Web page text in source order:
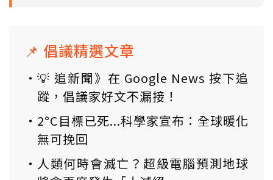
📌 倡議精選文章
💡 追新聞》在 Google News 按下追
蹤，倡議家好文不漏接！
2°C目標已死...科學家宣布：全球暖化
無可挽回
人類何時會滅亡？超級電腦預測地球